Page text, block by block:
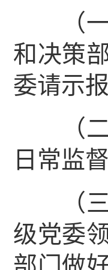
（一
和决策
委请示
（二
日常监
（三
级党委